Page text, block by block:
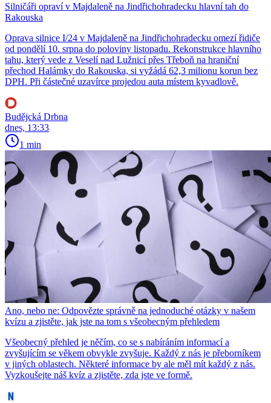
Silničáři opraví v Majdaleně na Jindřichohradecku hlavní tah do
Rakouska
Oprava silnice I/24 v Majdaleně na Jindřichohradecku omezí řidiče
od pondělí 10. srpna do poloviny listopadu. Rekonstrukce hlavního
tahu, který vede z Veselí nad Lužnicí přes Třeboň na hraniční
přechod Halámky do Rakouska, si vyžádá 62,3 milionu korun bez
DPH. Při částečné uzavírce projedou auta místem kyvadlově.
Budějcká Drbna
dnes, 13:33
1 min
Ano, nebo ne: Odpovězte správně na jednoduché otázky v našem
kvízu a zjistěte, jak jste na tom s všeobecným přehledem
Všeobecný přehled je něčím, co se s nabíráním informací a
zvyšujícím se věkem obvykle zvyšuje. Každý z nás je přeborníkem
v jiných oblastech. Některé informace by ale měl mít každý z nás.
Vyzkoušejte náš kvíz a zjistěte, zda jste ve formě.